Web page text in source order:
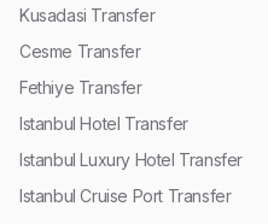
Kusadasi Transfer
Cesme Transfer
Fethiye Transfer
Istanbul Hotel Transfer
Istanbul Luxury Hotel Transfer
Istanbul Cruise Port Transfer